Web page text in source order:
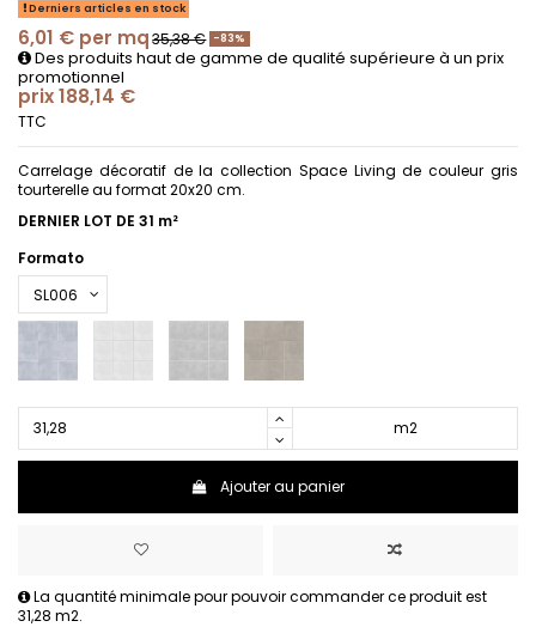
Derniers articles en stock
6,01 € per mq35,38 € -83%
Des produits haut de gamme de qualité supérieure à un prix
promotionnel
prix 188,14 €
TTC
Carrelage décoratif de la collection Space Living de couleur gris
tourterelle au format 20x20 cm.
DERNIER LOT DE 31 m²
Formato
m2
Ajouter au panier
La quantité minimale pour pouvoir commander ce produit est
31,28 m2.